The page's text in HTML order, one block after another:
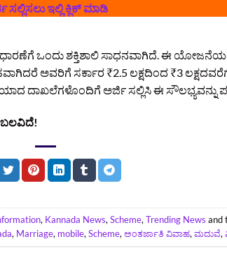
ಸಲ್ಲಿಸಲು ಇಲ್ಲಿ ಕ್ಲಿಕ್‌ ಮಾಡಿ
ಒಂದು ಶಕ್ತಿಶಾಲಿ ಸಾಧನವಾಗಿದೆ. ಈ
ಅವರಿಗೆ ಸರ್ಕಾರ ₹2.5 ಲಕ್ಷದಿಂದ ₹3
ದಾಖಲೆಗಳೊಂದಿಗೆ ಅರ್ಜಿ ಸಲ್ಲಿಸಿ ಈ ಸೌಲಭ್ಯವನ್ನು
, Kannada News,Scheme,Trending News and
, Marriage, mobile,Scheme,ಅಂತರ್ಜಾತಿ ವಿವಾಹ,ಮದುವೆ,